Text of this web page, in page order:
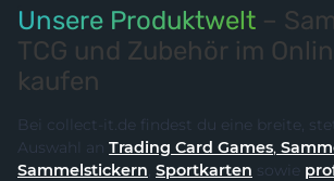
Unsere Produktwelt –
TCG und Zubehör im
kaufen
Bei collect-it.de findest du eine breite,
Auswahl an
Trading Card Games,
Sammelstickern, Sportkarten sowie